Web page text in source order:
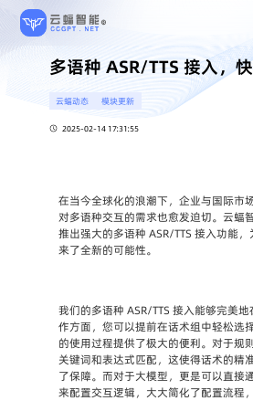
多语种 ASR/TTS 接入，
云蝠动态 模块更新
2025-02-14 17:31:55
在当今全球化的浪潮下，企业与国际市
对多语种交互的需求也愈发迫切。云蝠
推出强大的多语种 ASR/TTS 接入功能
来了全新的可能性。
我们的多语种 ASR/TTS 接入能够完美
作方面，您可以提前在话术组中轻松选
的使用过程提供了极大的便利。对于规
关键词和表达式匹配，这使得话术的精
了保障。而对于大模型，更是可以直接
来配置交互逻辑，大大简化了配置流程